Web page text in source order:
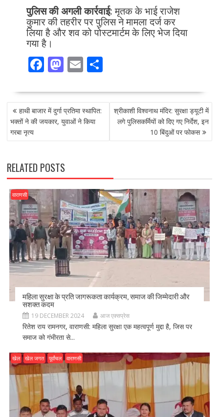
पुलिस की अगली कार्रवाई:मृतक के भाई राजेश
कुमार की तहरीर पर पुलिस ने मामला दर्ज कर
लिया है और शव को पोस्टमार्टम के लिए भेज दिया
गया है।
F
e
b
o
o
k
M
to
d
o
n
E
ai
l
S
ar
POST
NAVIGATION
हाथी बाजार में दुर्गा प्रतिमा स्थापित:
भक्तों ने की जयकार, युवाओं ने किया
गरबा नृत्य
श्रीकाशी विश्वनाथ मंदिर: सुरक्षा ड्यूटी में
लगे पुलिसकर्मियों को दिए गए निर्देश, इन
10 बिंदुओं पर फोकस
RELATED POSTS
वाराणसी
महिला सुरक्षा के प्रति जागरूकता कार्यक्रम, समाज की जिम्मेदारी और
सशक्त कदम
19 DECEMBER 2024 आज एक्सप्रेस
रितेश राय रामनगर, वाराणसी: महिला सुरक्षा एक महत्वपूर्ण मुद्दा है, जिस पर
समाज को गंभीरता से...
खेल खेल जगत पूर्वांचल वाराणसी